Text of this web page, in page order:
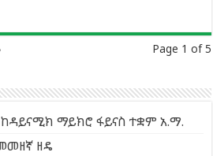
Page 1 of 5
ማይክሮ ፋይናስ ተቋም አ.ማ.
ዘዴ